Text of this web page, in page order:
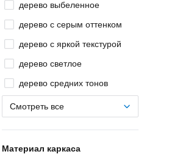
дерево выбеленное
дерево с серым оттенком
дерево с яркой текстурой
дерево светлое
дерево средних тонов
Смотреть все
Материал каркаса